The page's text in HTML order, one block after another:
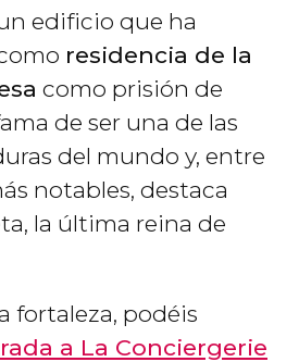
edificio que ha
residencia de la
como prisión de
de ser una de las
del mundo y, entre
notables, destaca
la última reina de
fortaleza, podéis
a La Conciergerie